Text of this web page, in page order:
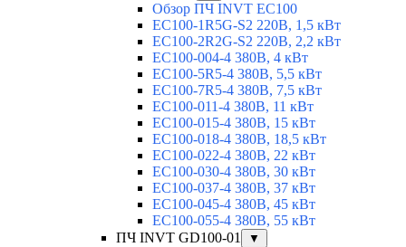
Обзор ПЧ INVT EC100
EC100-1R5G-S2 220В, 1,5 кВт
EC100-2R2G-S2 220В, 2,2 кВт
EC100-004-4 380В, 4 кВт
EC100-5R5-4 380В, 5,5 кВт
EC100-7R5-4 380В, 7,5 кВт
EC100-011-4 380В, 11 кВт
EC100-015-4 380В, 15 кВт
EC100-018-4 380В, 18,5 кВт
EC100-022-4 380В, 22 кВт
EC100-030-4 380В, 30 кВт
EC100-037-4 380В, 37 кВт
EC100-045-4 380В, 45 кВт
EC100-055-4 380В, 55 кВт
ПЧ INVT GD100-01
▼